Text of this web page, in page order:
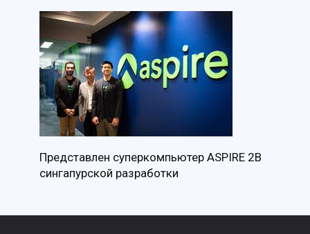
Представлен суперкомпьютер ASPIRE 2B
сингапурской разработки